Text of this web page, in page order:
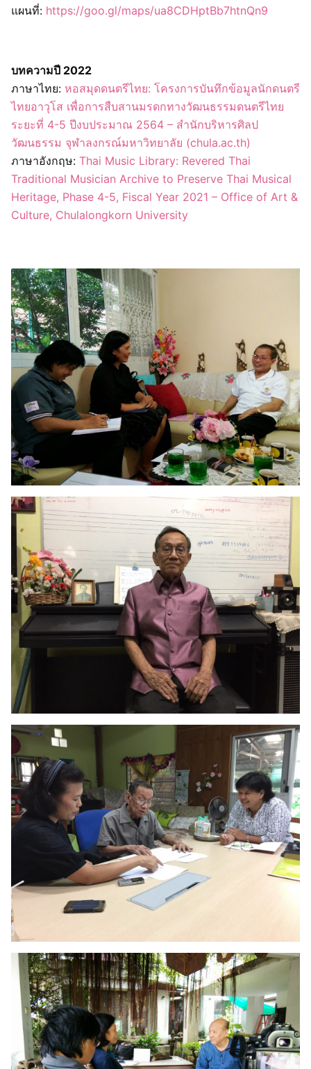
แผนที่: https://goo.gl/maps/ua8CDHptBb7htnQn9
บทความปี 2022
ภาษาไทย: หอสมุดดนตรีไทย: โครงการบันทึกข้อมูลนักดนตรี
ไทยอาวุโส เพื่อการสืบสานมรดกทางวัฒนธรรมดนตรีไทย
ระยะที่ 4-5 ปีงบประมาณ 2564 – สำนักบริหารศิลป
วัฒนธรรม จุฬาลงกรณ์มหาวิทยาลัย (chula.ac.th)
ภาษาอังกฤษ: Thai Music Library: Revered Thai
Traditional Musician Archive to Preserve Thai Musical
Heritage, Phase 4-5, Fiscal Year 2021 – Office of Art &
Culture, Chulalongkorn University